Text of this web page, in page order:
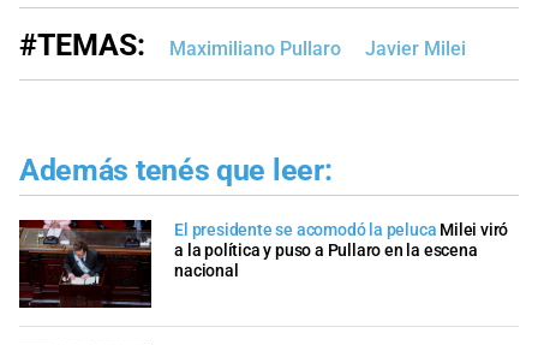
#TEMAS: Maximiliano Pullaro Javier Milei
Además tenés que leer:
El presidente se acomodó la peluca Milei viró
a la política y puso a Pullaro en la escena
nacional